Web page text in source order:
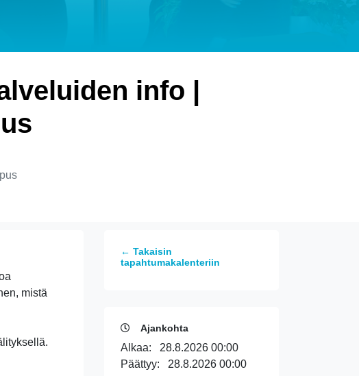
info |
mistä
← Takaisin
tapahtumakalenteriin
Ajankohta
Alkaa: 28.8.2026 00:00
Päättyy: 28.8.2026 00:00